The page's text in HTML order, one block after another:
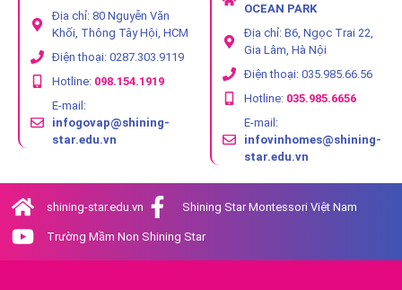
Địa chỉ: 80 Nguyễn Văn
Khối, Thông Tây Hội, HCM
Điện thoại: 0287.303.9119
Hotline: 098.154.1919
E-mail:
infogovap@shining-
star.edu.vn
OCEAN PARK
Địa chỉ: B6, Ngọc Trai 22,
Gia Lâm, Hà Nội
Điện thoại: 035.985.66.56
Hotline: 035.985.6656
E-mail:
infovinhomes@shining-
star.edu.vn
shining-star.edu.vn Shining Star Montessori Việt Nam
Trường Mầm Non Shining Star